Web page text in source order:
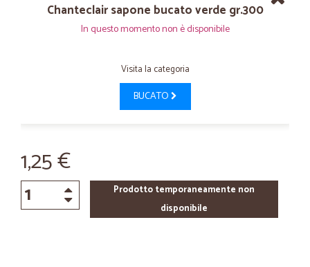
Chanteclair sapone bucato verde gr.300
In questo momento non è disponibile
Visita la categoria
BUCATO
1,25 €
Prodotto temporaneamente non
disponibile